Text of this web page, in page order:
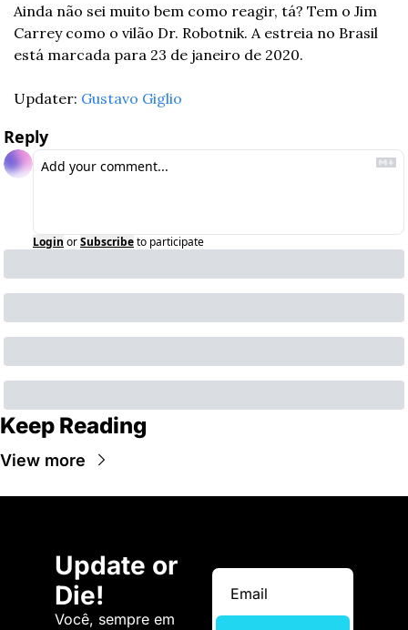
Ainda não sei muito bem como reagir, tá? Tem o Jim
Carrey como o vilão Dr. Robotnik. A estreia no Brasil
está marcada para 23 de janeiro de 2020.
Updater: Gustavo Giglio
Reply
Login orSubscribeto participate
Keep Reading
View more
Update or
Die!
Você, sempre em